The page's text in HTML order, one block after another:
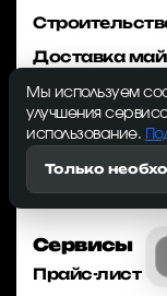
Доставка
Ремонт
Лизинг
Майнинг
Сервисы
Прайс-лист
Мы используем
улучшения
использование.
Только